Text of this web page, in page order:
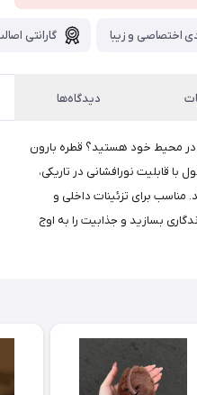
اختصاصی و زیبا گارانتی
دیدگاه‌ها
محیط خود هستید؟ قطره بارون
قابلیت نورافشانی در تاریکی،
مناسب برای تزئینات داخلی و
بسازید و جذابیت را به اوج